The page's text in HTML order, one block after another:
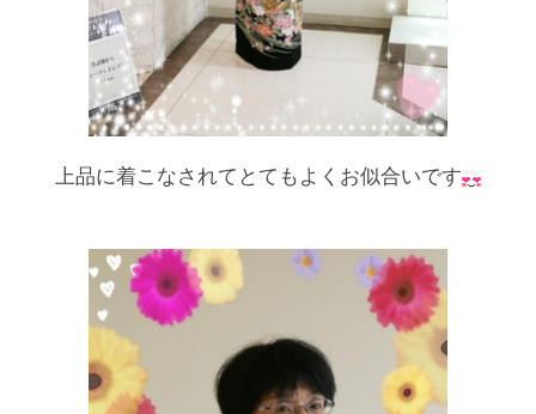
上品に着こなされてとてもよくお似合いです